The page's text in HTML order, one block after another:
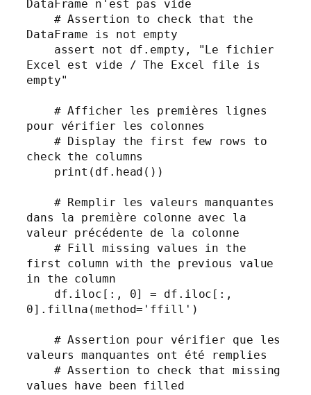
DataFrame n'est pas vide
DataFrame is not empty
Excel est vide / The Excel file is
empty"
pour vérifier les colonnes
check the columns
dans la première colonne avec la
valeur précédente de la colonne
first column with the previous value
in the column
0].fillna(method='ffill')
valeurs manquantes ont été remplies
values have been filled